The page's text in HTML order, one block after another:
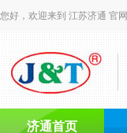
您好，欢迎来到 江苏济通 官网
济通首页